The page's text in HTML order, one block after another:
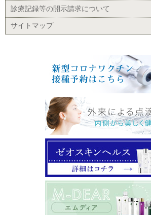
診療記録等の開示請求について
サイトマップ